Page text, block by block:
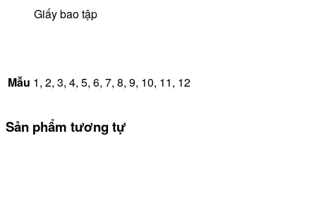
Giấy bao tập
Mẫu 1, 2, 3, 4, 5, 6, 7, 8, 9, 10, 11, 12
Sản phẩm tương tự